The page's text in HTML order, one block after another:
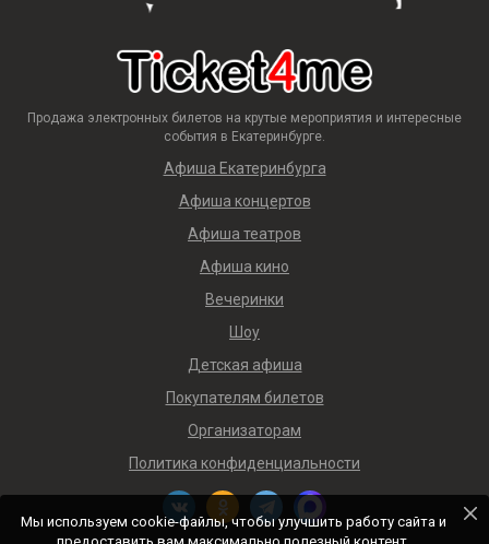
Продажа электронных билетов на крутые мероприятия и интересные
события в Екатеринбурге.
Афиша Екатеринбурга
Афиша концертов
Афиша театров
Афиша кино
Вечеринки
Шоу
Детская афиша
Покупателям билетов
Организаторам
Политика конфиденциальности
Мы используем cookie-файлы, чтобы улучшить работу сайта и